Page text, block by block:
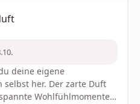
deine eigene
selbst her. Der zarte Duft
Wohlfühlmomente